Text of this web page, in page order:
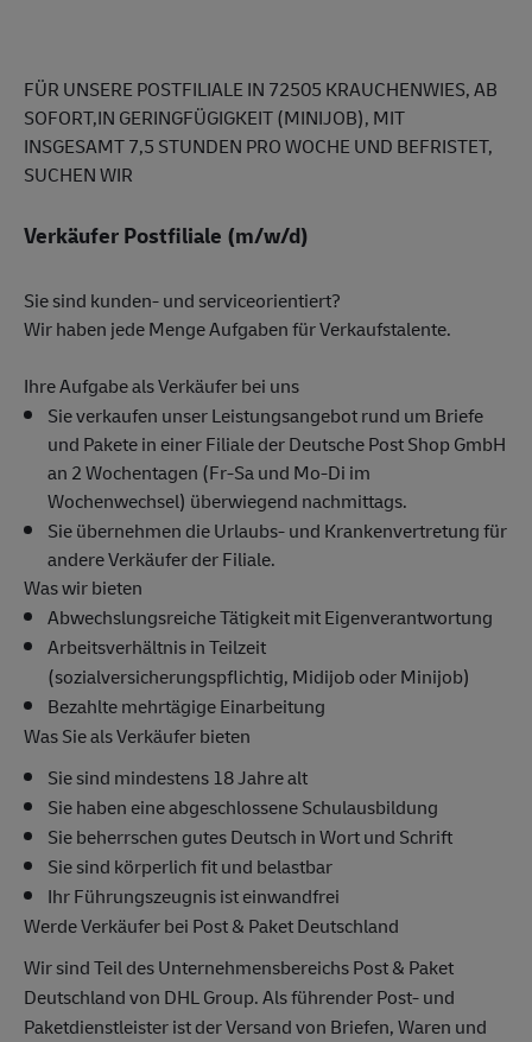
FÜR UNSERE POSTFILIALE IN 72505 KRAUCHENWIES, AB
SOFORT,IN GERINGFÜGIGKEIT (MINIJOB), MIT
INSGESAMT 7,5 STUNDEN PRO WOCHE UND BEFRISTET,
SUCHEN WIR
Verkäufer Postfiliale (m/w/d)
Sie sind kunden- und serviceorientiert?
Wir haben jede Menge Aufgaben für Verkaufstalente.
Ihre Aufgabe als Verkäufer bei uns
Sie verkaufen unser Leistungsangebot rund um Briefe
und Pakete in einer Filiale der Deutsche Post Shop GmbH
an 2 Wochentagen (Fr-Sa und Mo-Di im
Wochenwechsel) überwiegend nachmittags.
Sie übernehmen die Urlaubs- und Krankenvertretung für
andere Verkäufer der Filiale.
Was wir bieten
Abwechslungsreiche Tätigkeit mit Eigenverantwortung
Arbeitsverhältnis in Teilzeit
(sozialversicherungspflichtig, Midijob oder Minijob)
Bezahlte mehrtägige Einarbeitung
Was Sie als Verkäufer bieten
Sie sind mindestens 18 Jahre alt
Sie haben eine abgeschlossene Schulausbildung
Sie beherrschen gutes Deutsch in Wort und Schrift
Sie sind körperlich fit und belastbar
Ihr Führungszeugnis ist einwandfrei
Werde Verkäufer bei Post & Paket Deutschland
Wir sind Teil des Unternehmensbereichs Post & Paket
Deutschland von DHL Group. Als führender Post- und
Paketdienstleister ist der Versand von Briefen, Waren und